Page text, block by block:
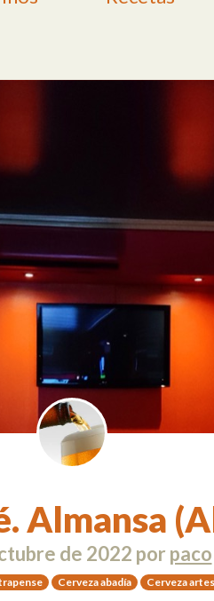
Almansa
de 2022 por paco
Cerveza abadía Cerveza